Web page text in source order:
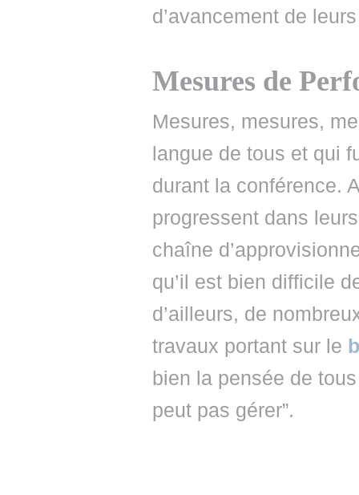
d’avancement de
Mesures de
Mesures, mesures,
langue de tous et qui
durant la conférence.
progressent dans
chaîne
qu’il est bien difficile
d’ailleurs, de
travaux portant sur le
bien la pensée de
peut pas gérer”.